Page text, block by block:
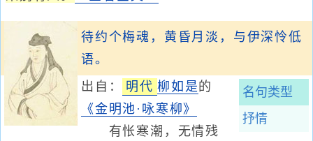
待约个梅魂，黄昏月淡，与伊深怜低
语。
名句类型
抒情
出自： 明代 柳如是 的
《金明池·咏寒柳》
有怅寒潮，无情残